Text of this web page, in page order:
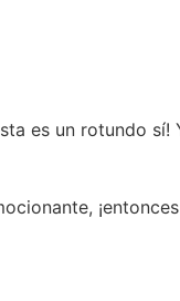
es un rotundo